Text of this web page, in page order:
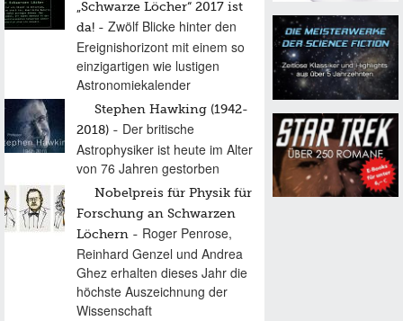
„Schwarze Löcher“ 2017 ist
da!
Zwölf Blicke hinter den
Ereignishorizont mit einem so
einzigartigen wie lustigen
Astronomiekalender
Stephen Hawking (1942-
2018)
Der britische
Astrophysiker ist heute im Alter
von 76 Jahren gestorben
Nobelpreis für Physik für
Forschung an Schwarzen
Löchern
Roger Penrose,
Reinhard Genzel und Andrea
Ghez erhalten dieses Jahr die
höchste Auszeichnung der
Wissenschaft